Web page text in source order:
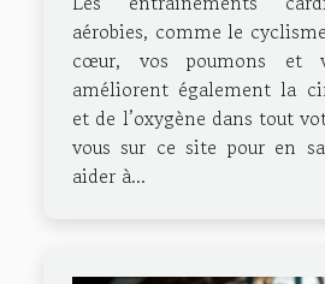
aérobies, comme le
cœur, vos poumons et
améliorent également la
et de l’oxygène dans tout
vous sur ce site pour en
aider à...